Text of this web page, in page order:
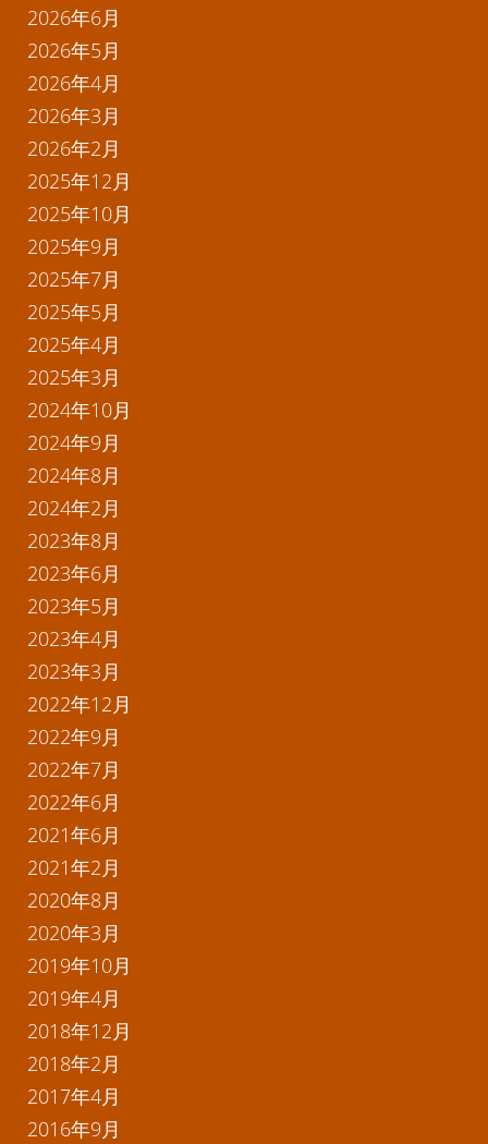
2026年6月
2026年5月
2026年4月
2026年3月
2026年2月
2025年12月
2025年10月
2025年9月
2025年7月
2025年5月
2025年4月
2025年3月
2024年10月
2024年9月
2024年8月
2024年2月
2023年8月
2023年6月
2023年5月
2023年4月
2023年3月
2022年12月
2022年9月
2022年7月
2022年6月
2021年6月
2021年2月
2020年8月
2020年3月
2019年10月
2019年4月
2018年12月
2018年2月
2017年4月
2016年9月